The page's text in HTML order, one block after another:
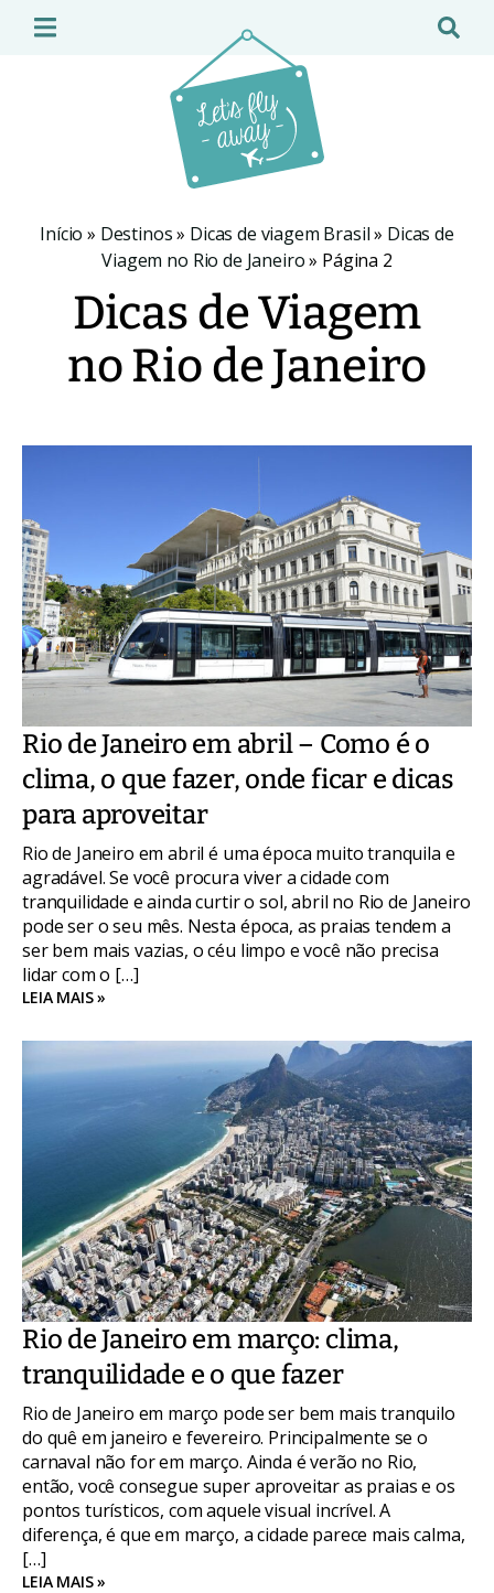
Início » Destinos» Dicas de viagem Brasil» Dicas de
Viagem no Rio de Janeiro» Página 2
Dicas de Viagem
no Rio de Janeiro
Rio de Janeiro em abril – Como é o
clima, o que fazer, onde ficar e dicas
para aproveitar
Rio de Janeiro em abril é uma época muito tranquila e
agradável. Se você procura viver a cidade com
tranquilidade e ainda curtir o sol, abril no Rio de Janeiro
pode ser o seu mês. Nesta época, as praias tendem a
ser bem mais vazias, o céu limpo e você não precisa
lidar com o […]
LEIA MAIS »
Rio de Janeiro em março: clima,
tranquilidade e o que fazer
Rio de Janeiro em março pode ser bem mais tranquilo
do quê em janeiro e fevereiro. Principalmente se o
carnaval não for em março. Ainda é verão no Rio,
então, você consegue super aproveitar as praias e os
pontos turísticos, com aquele visual incrível. A
diferença, é que em março, a cidade parece mais calma,
[…]
LEIA MAIS »